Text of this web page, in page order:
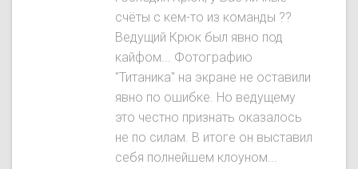
счёты с кем-то из команды ??
Ведущий Крюк был явнo под
кайфом... Фотографию
"Титаника" на экране не оставили
явно по ошибке. Но ведущему
это честно признать оказалось
не по силам. В итоге он выставил
себя полнейшем клоуном...